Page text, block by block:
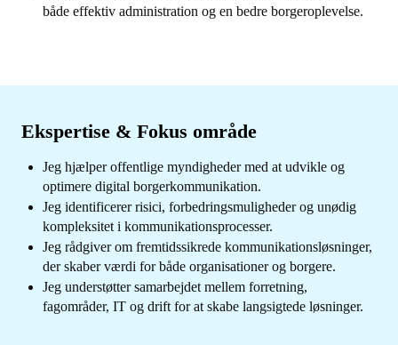
både effektiv administration og en bedre borgeroplevelse.
Ekspertise & Fokus område
Jeg hjælper offentlige myndigheder med at udvikle og
optimere digital borgerkommunikation.
Jeg identificerer risici, forbedringsmuligheder og unødig
kompleksitet i kommunikationsprocesser.
Jeg rådgiver om fremtidssikrede kommunikationsløsninger,
der skaber værdi for både organisationer og borgere.
Jeg understøtter samarbejdet mellem forretning,
fagområder, IT og drift for at skabe langsigtede løsninger.